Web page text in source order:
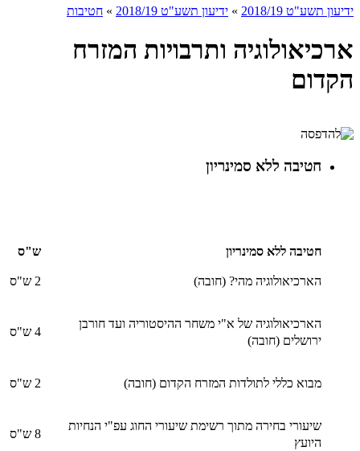
ידיעון תשע"ט 2018/19 » ידיעון תשע"ט 2018/19 » חטיבות
ארכיאולוגיה ותרבויות המזרח
הקדום
חטיבה ללא סמינריון
חטיבה ללא סמינריון ש"ס
הארכיאולוגיה מהי? (חובה) 2 ש"ס
הארכיאולוגיה של א"י משחר ההיסטוריה ועד חורבן
ירושלים (חובה)
4 ש"ס
מבוא כללי לתולדות המזרח הקדום (חובה) 2 ש"ס
שיעורי בחירה מתוך רשימת שיעורי החוג עפ"י הנחיות
היועץ
8 ש"ס